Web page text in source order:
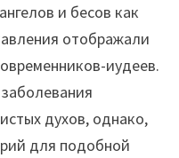
и бесов как
отображали
иудеев.
духов, однако,
для подобной